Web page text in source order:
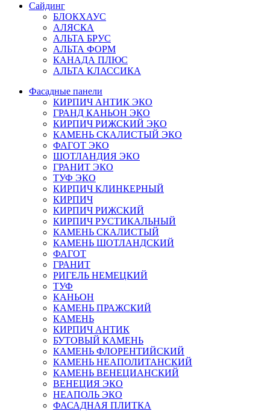
Сайдинг
БЛОКХАУС
АЛЯСКА
АЛЬТА БРУС
АЛЬТА ФОРМ
КАНАДА ПЛЮС
АЛЬТА КЛАССИКА
Фасадные панели
КИРПИЧ АНТИК ЭКО
ГРАНД КАНЬОН ЭКО
КИРПИЧ РИЖСКИЙ ЭКО
КАМЕНЬ СКАЛИСТЫЙ ЭКО
ФАГОТ ЭКО
ШОТЛАНДИЯ ЭКО
ГРАНИТ ЭКО
ТУФ ЭКО
КИРПИЧ КЛИНКЕРНЫЙ
КИРПИЧ
КИРПИЧ РИЖСКИЙ
КИРПИЧ РУСТИКАЛЬНЫЙ
КАМЕНЬ СКАЛИСТЫЙ
КАМЕНЬ ШОТЛАНДСКИЙ
ФАГОТ
ГРАНИТ
РИГЕЛЬ НЕМЕЦКИЙ
ТУФ
КАНЬОН
КАМЕНЬ ПРАЖСКИЙ
КАМЕНЬ
КИРПИЧ АНТИК
БУТОВЫЙ КАМЕНЬ
КАМЕНЬ ФЛОРЕНТИЙСКИЙ
КАМЕНЬ НЕАПОЛИТАНСКИЙ
КАМЕНЬ ВЕНЕЦИАНСКИЙ
ВЕНЕЦИЯ ЭКО
НЕАПОЛЬ ЭКО
ФАСАДНАЯ ПЛИТКА